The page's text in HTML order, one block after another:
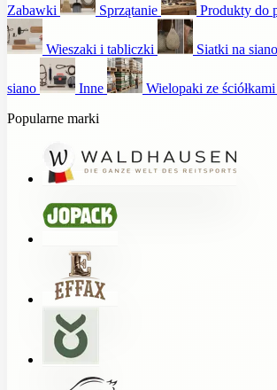
Zabawki Sprzątanie Produkty do
Wieszaki i tabliczki Siatki na siano
siano Inne
Wielopaki ze
Popularne marki